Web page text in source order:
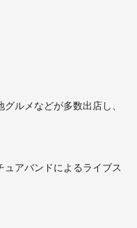
ルメなどが多数出店し、
アバンドによるライブス